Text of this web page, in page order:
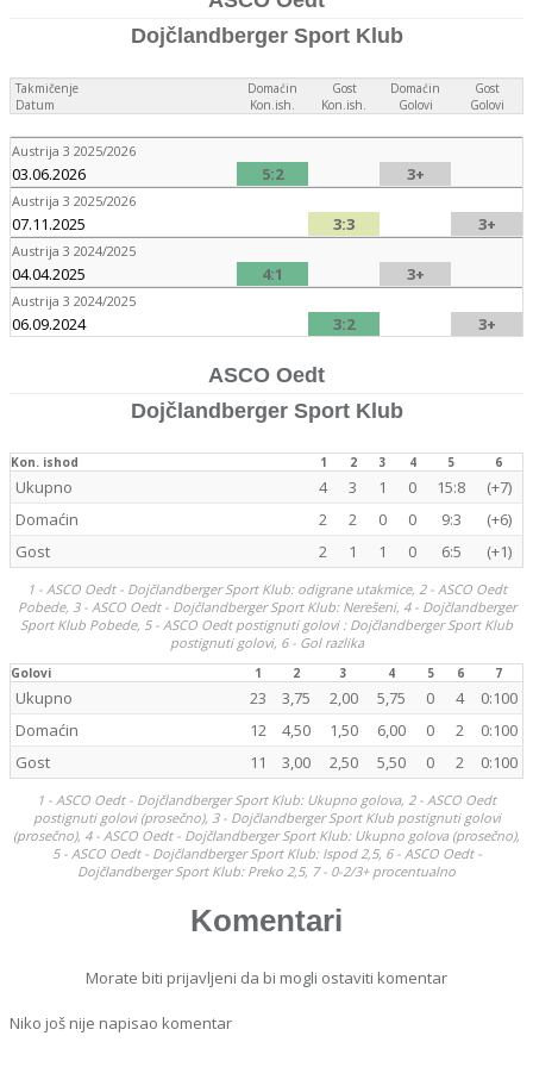
Dojčlandberger Sport Klub
Takmičenje
Domaćin
Kon.ish.
Gost
Kon.ish.
Domaćin
Golovi
Gost
Golovi
Datum
Austrija 3 2025/2026
03.06.2026 5:2 3+
Austrija 3 2025/2026
07.11.2025 3:3 3+
Austrija 3 2024/2025
04.04.2025 4:1 3+
Austrija 3 2024/2025
06.09.2024 3:2 3+
ASCO Oedt
Dojčlandberger Sport Klub
Kon. ishod 1 2 3 4 5 6
Ukupno 4 3 1 0 15:8
(+7)
Domaćin
2 2 0 0 9:3
(+6)
Gost
2 1 1 0 6:5 (+1)
1 - ASCO Oedt - Dojčlandberger Sport Klub: odigrane utakmice, 2 - ASCO Oedt
Pobede, 3 - ASCO Oedt - Dojčlandberger Sport Klub: Nerešeni, 4 - Dojčlandberger
Sport Klub Pobede, 5 - ASCO Oedt postignuti golovi : Dojčlandberger Sport Klub
postignuti golovi, 6 - Gol razlika
Golovi 1 2 3 4 5 6 7
Ukupno 23 3,75 2,00 5,75 0 4
0:100
Domaćin
12 4,50 1,50 6,00 0 2
0:100
Gost
11 3,00 2,50 5,50 0 2 0:100
1 - ASCO Oedt - Dojčlandberger Sport Klub: Ukupno golova, 2 - ASCO Oedt
postignuti golovi (prosečno), 3 - Dojčlandberger Sport Klub postignuti golovi
(prosečno), 4 - ASCO Oedt - Dojčlandberger Sport Klub: Ukupno golova (prosečno),
5 - ASCO Oedt - Dojčlandberger Sport Klub: Ispod 2,5, 6 - ASCO Oedt -
Dojčlandberger Sport Klub: Preko 2,5, 7 - 0-2/3+ procentualno
Komentari
Morate biti prijavljeni da bi mogli ostaviti komentar
Niko još nije napisao komentar